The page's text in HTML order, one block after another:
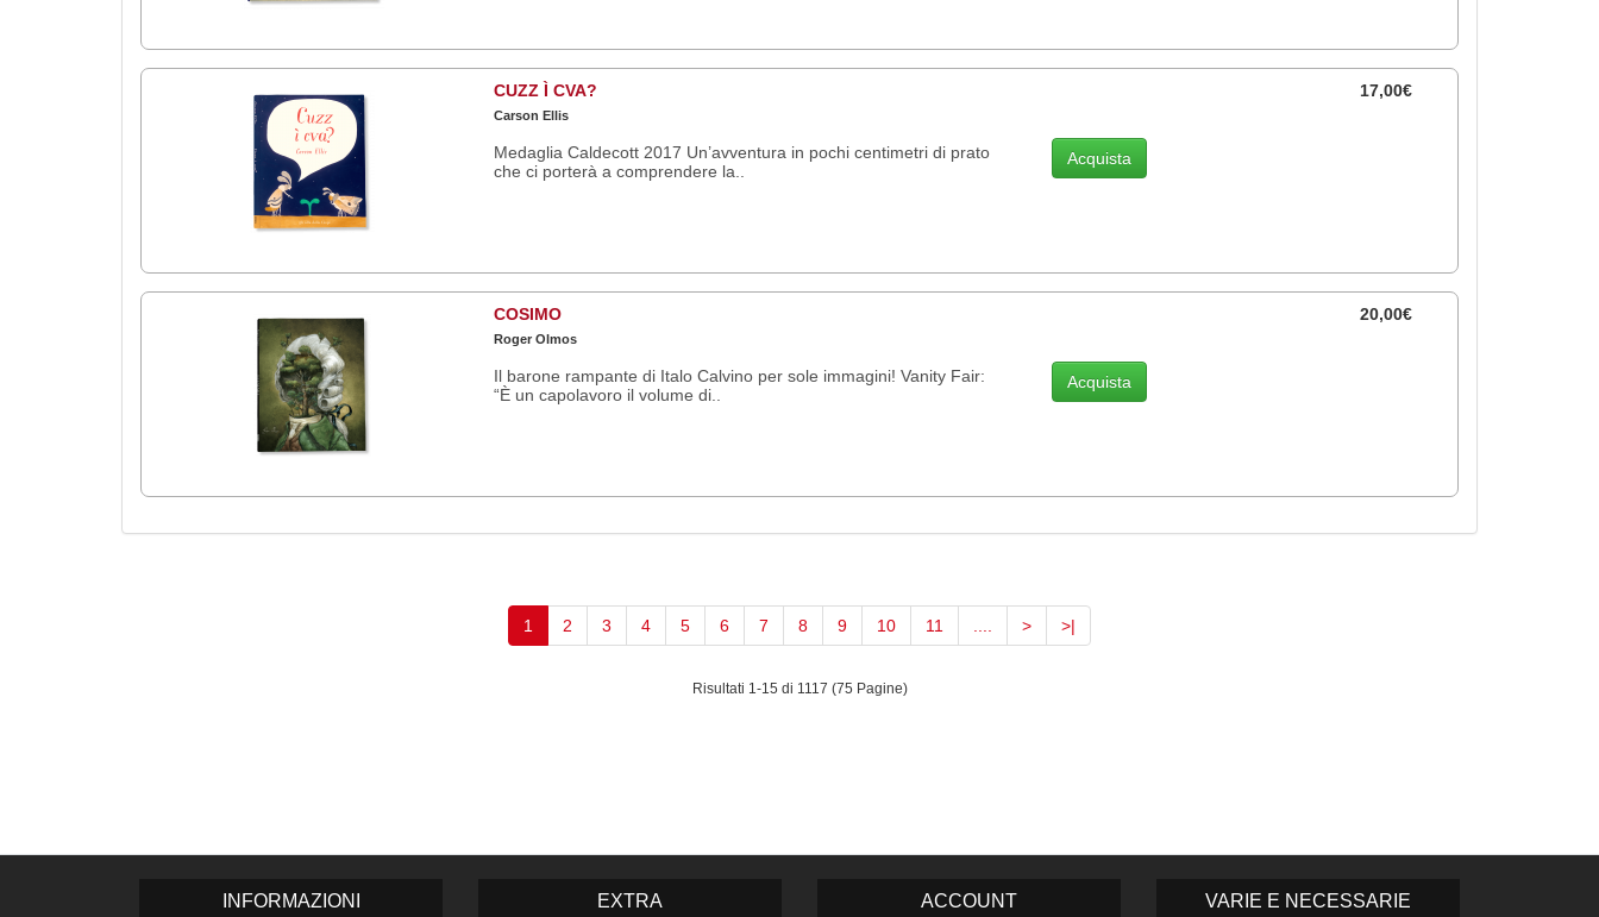
CUZZ Ì CVA?
Carson Ellis
Medaglia Caldecott 2017 Un’avventura in pochi centimetri di prato
che ci porterà a comprendere la..
17,00€
Acquista
COSIMO
Roger Olmos
Il barone rampante di Italo Calvino per sole immagini! Vanity Fair:
“È un capolavoro il volume di..
20,00€
Acquista
1 (current)
2 3 4 5 6 7 8 9 10 11 .... > >|
Risultati 1-15 di 1117 (75 Pagine)
INFORMAZIONI EXTRA ACCOUNT VARIE E NECESSARIE